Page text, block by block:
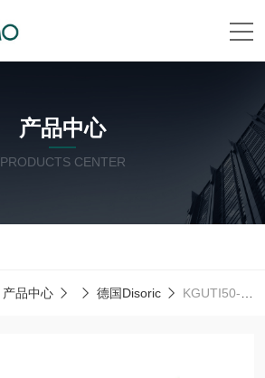
产品中心
PRODUCTS CENTER
产品中心 德国Disoric KGUTI50-0.4-G3-T3德森瑞 德国Disoric 标签传感器